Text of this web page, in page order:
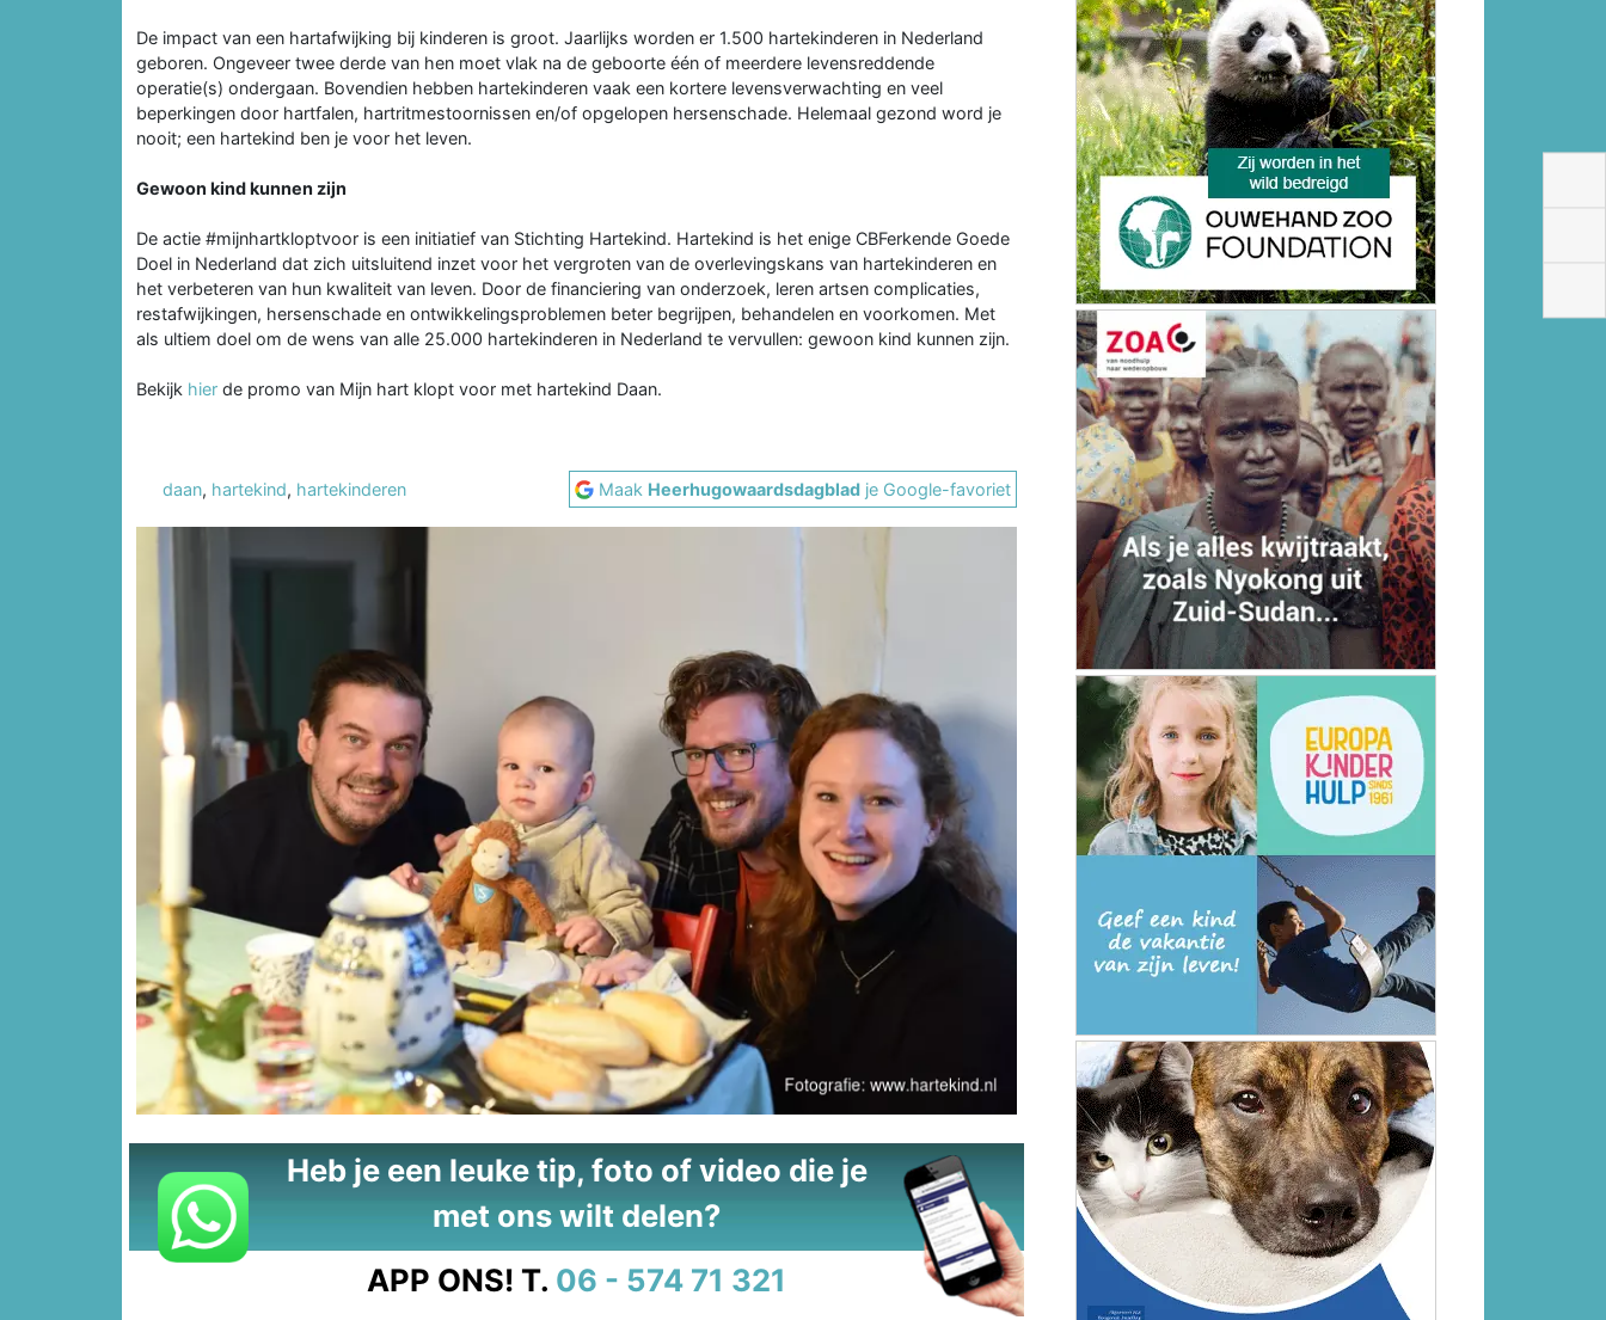
De impact van een hartafwijking bij kinderen is groot. Jaarlijks worden er 1.500 hartekinderen in Nederland
geboren. Ongeveer twee derde van hen moet vlak na de geboorte één of meerdere levensreddende
operatie(s) ondergaan. Bovendien hebben hartekinderen vaak een kortere levensverwachting en veel
beperkingen door hartfalen, hartritmestoornissen en/of opgelopen hersenschade. Helemaal gezond word je
nooit; een hartekind ben je voor het leven.
Gewoon kind kunnen zijn
De actie #mijnhartkloptvoor is een initiatief van Stichting Hartekind. Hartekind is het enige CBFerkende Goede
Doel in Nederland dat zich uitsluitend inzet voor het vergroten van de overlevingskans van hartekinderen en
het verbeteren van hun kwaliteit van leven. Door de financiering van onderzoek, leren artsen complicaties,
restafwijkingen, hersenschade en ontwikkelingsproblemen beter begrijpen, behandelen en voorkomen. Met
als ultiem doel om de wens van alle 25.000 hartekinderen in Nederland te vervullen: gewoon kind kunnen zijn.
Bekijk hier de promo van Mijn hart klopt voor met hartekind Daan.
daan, hartekind, hartekinderen Maak Heerhugowaardsdagblad je Google-favoriet
Heb je een leuke tip, foto of video die je
met ons wilt delen?
APP ONS! T. 06 - 574 71 321